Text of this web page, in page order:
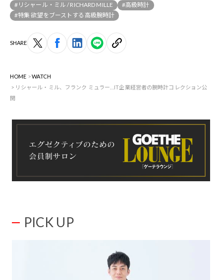
#リシャール・ミル / RICHARD MILLE
#高級時計
#特集 欲望をブーストする高級腕時計
SHARE
HOME
WATCH
リシャール・ミル、フランク ミュラー…IT企業経営者の腕時計コレクション公
開
PICK UP